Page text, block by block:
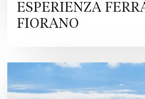
ESPERIENZA
FIORANO